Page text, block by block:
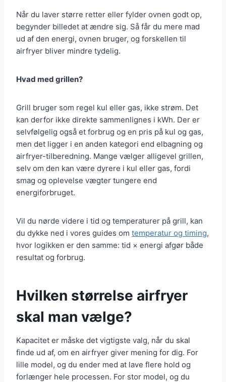
Når du laver større retter eller fylder ovnen godt op,
begynder billedet at ændre sig. Så får du mere mad
ud af den energi, ovnen bruger, og forskellen til
airfryer bliver mindre tydelig.
Hvad med grillen?
Grill bruger som regel kul eller gas, ikke strøm. Det
kan derfor ikke direkte sammenlignes i kWh. Der er
selvfølgelig også et forbrug og en pris på kul og gas,
men det ligger i en anden kategori end elbagning og
airfryer-tilberedning. Mange vælger alligevel grillen,
selv om den kan være dyrere i kul eller gas, fordi
smag og oplevelse vægter tungere end
energiforbruget.
Vil du nørde videre i tid og temperaturer på grill, kan
du dykke ned i vores guides om temperatur og timing,
hvor logikken er den samme: tid × energi afgør både
resultat og forbrug.
Hvilken størrelse airfryer
skal man vælge?
Kapacitet er måske det vigtigste valg, når du skal
finde ud af, om en airfryer giver mening for dig. For
lille model, og du ender med at lave flere hold og
forlænger hele processen. For stor model, og du